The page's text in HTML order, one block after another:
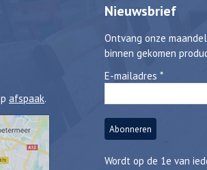
afspaak.
Nieuwsbrief
Ontvang onze
binnen gekomen
E-mailadres *
Wordt op de 1e van